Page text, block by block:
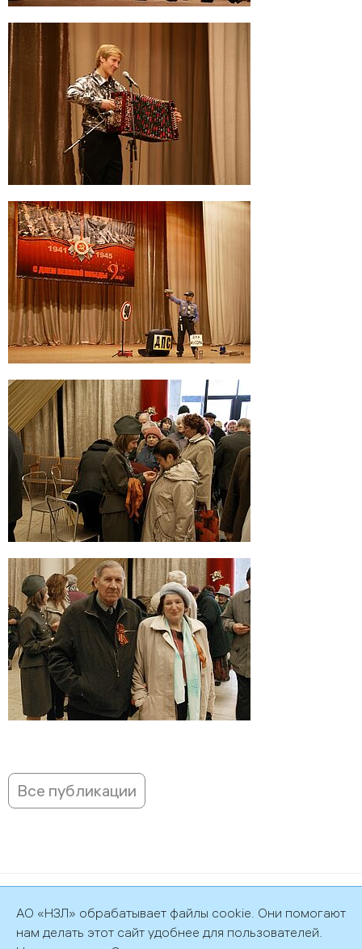
Все публикации
Политика обработки персональных данных
АО «НЗЛ» обрабатывает файлы cookie. Они помогают
нам делать этот сайт удобнее для пользователей.